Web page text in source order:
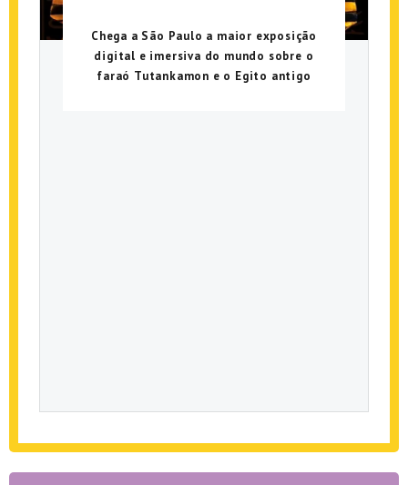
Chega a São Paulo a maior exposição
digital e imersiva do mundo sobre o
faraó Tutankamon e o Egito antigo